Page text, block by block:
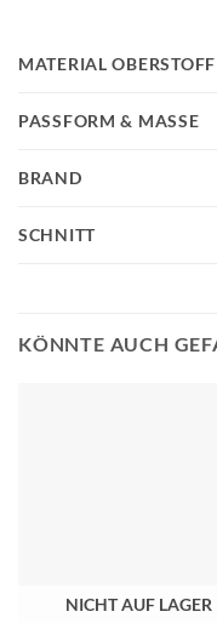
SCHNITT
MATERIAL OBERSTOFF
PASSFORM & MASSE
BRAND
KÖNNTE AUCH
NICHT AUF LAGER